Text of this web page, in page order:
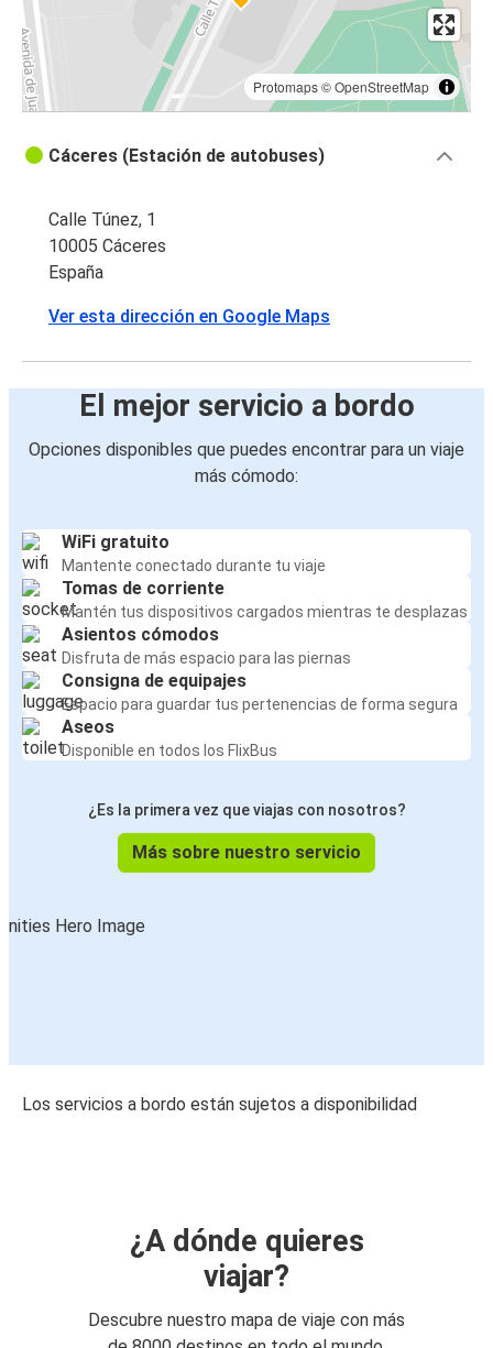
Protomaps©OpenStreetMap
Cáceres (Estación de autobuses)
Calle Túnez, 1
10005 Cáceres
España
Ver esta dirección en Google Maps
El mejor servicio a bordo
Opciones disponibles que puedes encontrar para un viaje
más cómodo:
WiFi gratuito
Mantente conectado durante tu viaje
Tomas de corriente
Mantén tus dispositivos cargados mientras te desplazas
Asientos cómodos
Disfruta de más espacio para las piernas
Consigna de equipajes
Espacio para guardar tus pertenencias de forma segura
Aseos
Disponible en todos los FlixBus
¿Es la primera vez que viajas con nosotros?
Más sobre nuestro servicio
Los servicios a bordo están sujetos a disponibilidad
¿A dónde quieres
viajar?
Descubre nuestro mapa de viaje con más